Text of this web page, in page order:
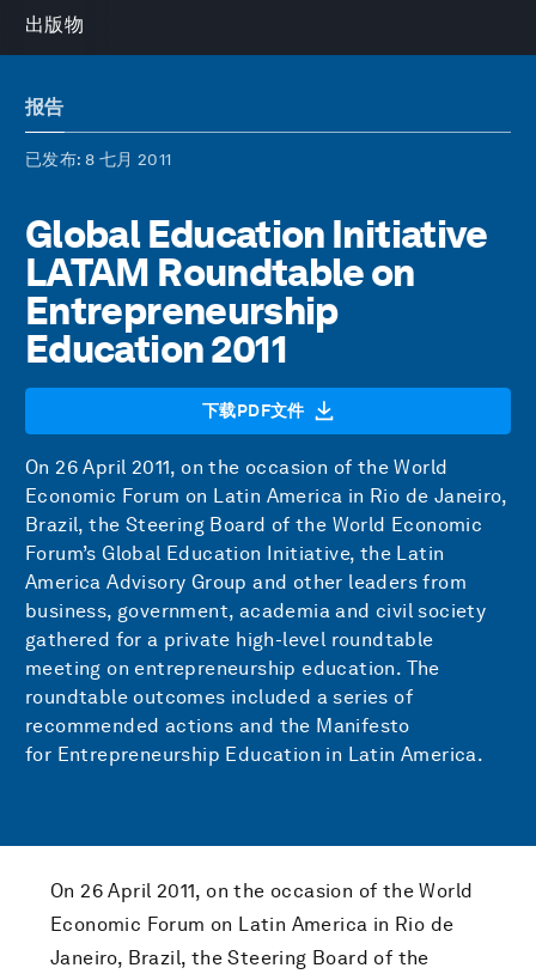
出版物
报告
已发布: 8 七月 2011
Global Education Initiative
LATAM Roundtable on
Entrepreneurship
Education 2011
下载PDF文件
On 26 April 2011, on the occasion of the World
Economic Forum on Latin America in Rio de Janeiro,
Brazil, the Steering Board of the World Economic
Forum’s Global Education Initiative, the Latin
America Advisory Group and other leaders from
business, government, academia and civil society
gathered for a private high-level roundtable
meeting on entrepreneurship education. The
roundtable outcomes included a series of
recommended actions and the Manifesto
for Entrepreneurship Education in Latin America.
On 26 April 2011, on the occasion of the World
Economic Forum on Latin America in Rio de
Janeiro, Brazil, the Steering Board of the